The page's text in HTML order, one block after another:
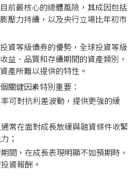
前最核心的總體風險，其成因包括
壓力持續，以及央行立場比年初市
資等級債券的優勢，全球投資等級
益、品質和存續期間的資產類別，
產所難以提供的特性。
關鍵因素特別重要：
可對抗利差波動，提供更強的緩
常在面對成長放緩與融資條件收緊
；
間，在成長表現明顯不如預期時，
資報酬。